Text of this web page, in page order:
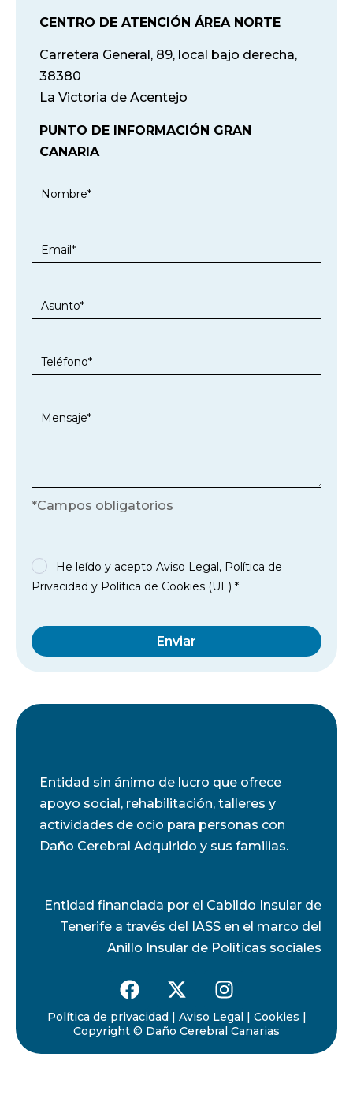
CENTRO DE ATENCIÓN ÁREA NORTE
Carretera General, 89, local bajo derecha,
38380
La Victoria de Acentejo
PUNTO DE INFORMACIÓN GRAN
CANARIA
*Campos obligatorios
He leído y acepto Aviso Legal, Política de
Privacidad y Política de Cookies (UE) *
Enviar
Entidad sin ánimo de lucro que ofrece
apoyo social, rehabilitación, talleres y
actividades de ocio para personas con
Daño Cerebral Adquirido y sus familias.
Entidad financiada por el Cabildo Insular de
Tenerife a través del IASS en el marco del
Anillo Insular de Políticas sociales
Política de privacidad| Aviso Legal| Cookies |
Copyright © Daño Cerebral Canarias